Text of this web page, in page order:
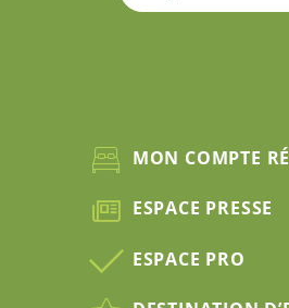
MON COMPTE
ESPACE PRESSE
ESPACE PRO